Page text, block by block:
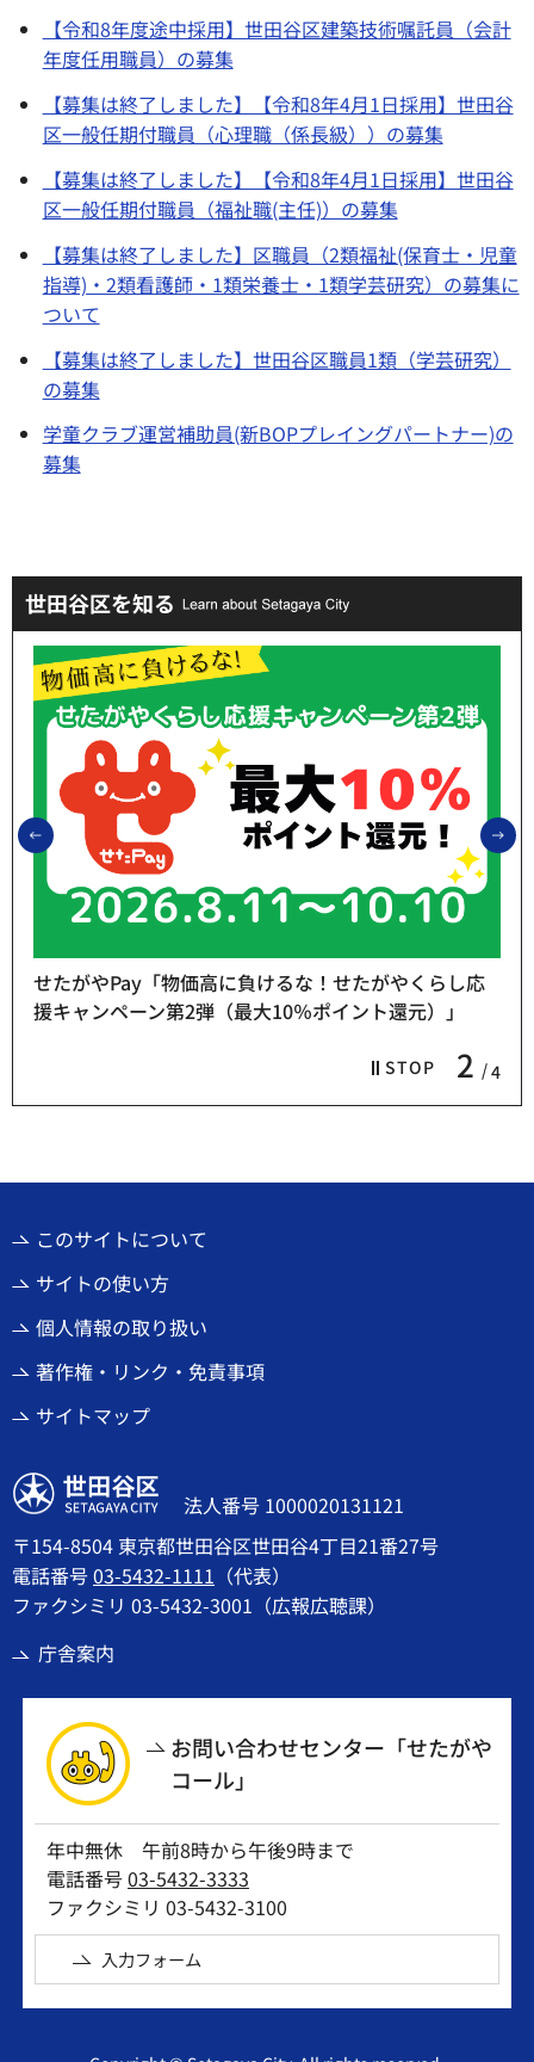
【令和8年度途中採用】世田谷区建築技術嘱託員（会計
年度任用職員）の募集
【募集は終了しました】【令和8年4月1日採用】世田谷
区一般任期付職員（心理職（係長級））の募集
【募集は終了しました】【令和8年4月1日採用】世田谷
区一般任期付職員（福祉職(主任)）の募集
【募集は終了しました】区職員（2類福祉(保育士・児童
指導)・2類看護師・1類栄養士・1類学芸研究）の募集に
ついて
【募集は終了しました】世田谷区職員1類（学芸研究）
の募集
学童クラブ運営補助員(新BOPプレイングパートナー)の
募集
世田谷区を知る
前のスライドを表示
STOP 2 4
せたがやPay「物価高に負けるな！せたがやくらし応
援キャンペーン第2弾（最大10％ポイント還元）」
このサイトについて
サイトの使い方
個人情報の取り扱い
著作権・リンク・免責事項
サイトマップ
世田谷区
法人番号 1000020131121
〒154-8504 東京都世田谷区世田谷4丁目21番27号
電話番号03-5432-1111 （代表）
ファクシミリ 03-5432-3001（広報広聴課）
庁舎案内
お問い合わせセンター「せたがや
コール」
年中無休 午前8時から午後9時まで
電話番号03-5432-3333
ファクシミリ 03-5432-3100
入力フォーム